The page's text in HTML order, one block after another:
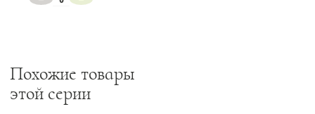
Похожие товары
этой серии